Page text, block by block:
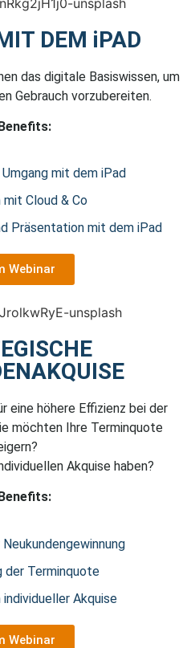
DEM iPAD
das digitale Basiswissen, um
Gebrauch vorzubereiten.
mit dem iPad
Cloud & Co
Präsentation mit dem iPad
Webinar
eine höhere Effizienz bei der
möchten Ihre Terminquote
Akquise haben?
der Terminquote
individueller Akquise
Webinar